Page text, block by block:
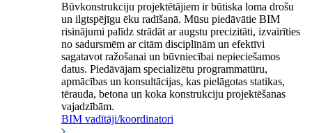
Būvkonstrukciju projektētājiem ir būtiska loma drošu
un ilgtspējīgu ēku radīšanā. Mūsu piedāvātie BIM
risinājumi palīdz strādāt ar augstu precizitāti, izvairīties
no sadursmēm ar citām disciplīnām un efektīvi
sagatavot ražošanai un būvniecībai nepieciešamos
datus. Piedāvājam specializētu programmatūru,
apmācības un konsultācijas, kas pielāgotas statikas,
tērauda, betona un koka konstrukciju projektēšanas
vajadzībām.
BIM vadītāji/koordinatori